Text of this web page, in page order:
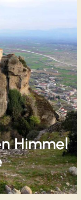
Himmel